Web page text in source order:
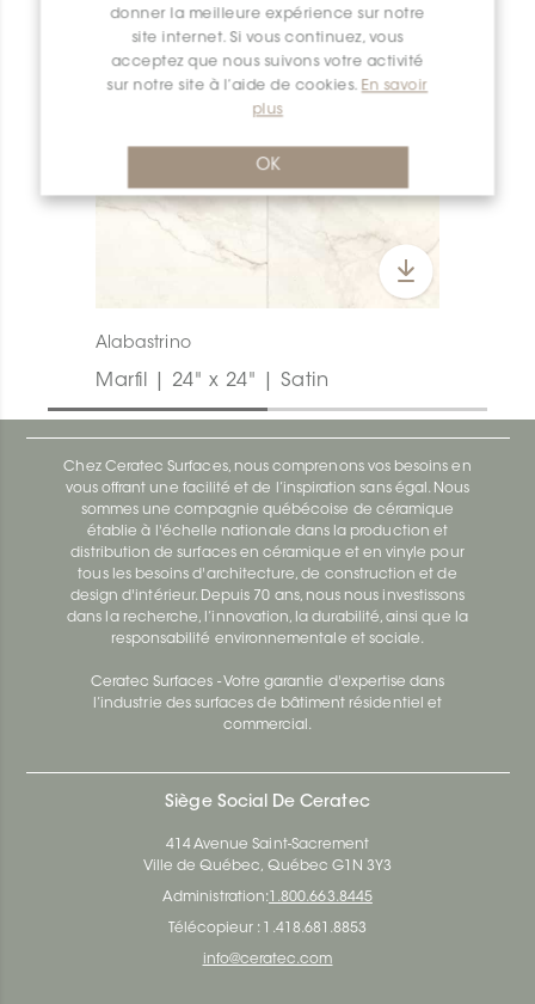
donner la meilleure expérience sur notre
site internet. Si vous continuez, vous
acceptez que nous suivons votre activité
sur notre site à l’aide de cookies. En savoir
plus
OK
Alabastrino
Marfil | 24" x 24" | Satin
Chez Ceratec Surfaces, nous comprenons vos besoins en
vous offrant une facilité et de l’inspiration sans égal. Nous
sommes une compagnie québécoise de céramique
établie à l'échelle nationale dans la production et
distribution de surfaces en céramique et en vinyle pour
tous les besoins d'architecture, de construction et de
design d'intérieur. Depuis 70 ans, nous nous investissons
dans la recherche, l’innovation, la durabilité, ainsi que la
responsabilité environnementale et sociale.
Ceratec Surfaces - Votre garantie d'expertise dans
l’industrie des surfaces de bâtiment résidentiel et
commercial.
Siège Social De Ceratec
414 Avenue Saint-Sacrement
Ville de Québec, Québec G1N 3Y3
Administration: 1.800.663.8445
Télécopieur : 1.418.681.8853
info@ceratec.com